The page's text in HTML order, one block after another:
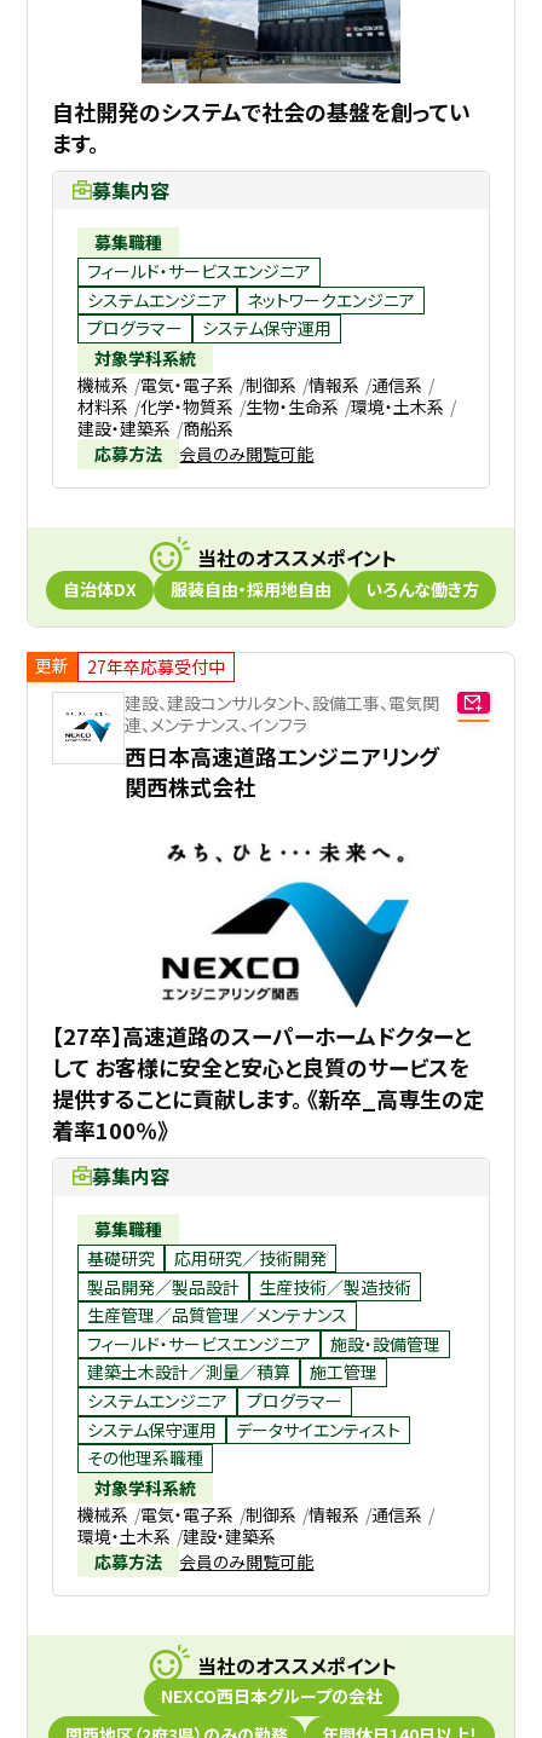
自社開発のシステムで社会の基盤を創ってい
ます。
募集内容
募集職種
フィールド・サービスエンジニア
システムエンジニア
ネットワークエンジニア
プログラマー
システム保守運用
対象学科系統
機械系 電気・電子系 制御系 情報系 通信系
材料系 化学・物質系 生物・生命系 環境・土木系
建設・建築系 商船系
応募方法
会員のみ閲覧可能
当社のオススメポイント
自治体DX 服装自由・採用地自由 いろんな働き方
更新
27年卒応募受付中
建設、建設コンサルタント、設備工事、電気関
連、メンテナンス、インフラ
西日本高速道路エンジニアリング
関西株式会社
【27卒】高速道路のスーパーホームドクターと
して お客様に安全と安心と良質のサービスを
提供することに貢献します。 《新卒_高専生の定
着率100％》
募集内容
募集職種
基礎研究
応用研究／技術開発
製品開発／製品設計
生産技術／製造技術
生産管理／品質管理／メンテナンス
フィールド・サービスエンジニア
施設・設備管理
建築土木設計／測量／積算
施工管理
システムエンジニア
プログラマー
システム保守運用
データサイエンティスト
その他理系職種
対象学科系統
機械系 電気・電子系 制御系 情報系 通信系
環境・土木系 建設・建築系
応募方法
会員のみ閲覧可能
当社のオススメポイント
NEXCO西日本グループの会社